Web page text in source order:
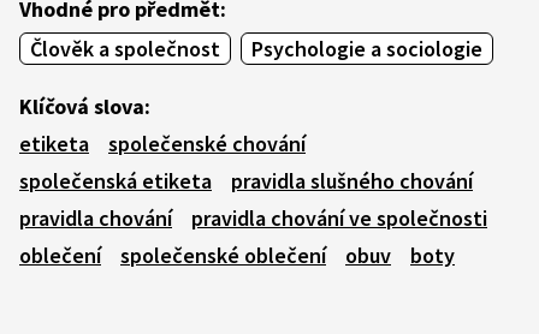
Vhodné pro předmět:
Člověk a společnost
Psychologie a sociologie
Klíčová slova:
etiketa
společenské chování
společenská etiketa
pravidla slušného chování
pravidla chování
pravidla chování ve společnosti
oblečení
společenské oblečení obuv boty